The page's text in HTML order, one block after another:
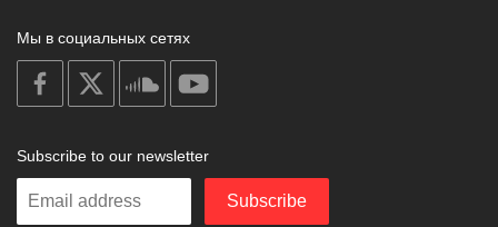
Мы в социальных сетях
on
facebook
soundcloud
Subscribe to our newsletter
Enter
Subscribe